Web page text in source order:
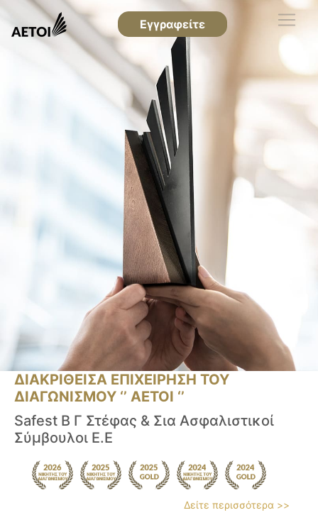
Εγγραφείτε
ΔΙΑΚΡΙΘΕΙΣΑ ΕΠΙΧΕΙΡΗΣΗ ΤΟΥ
ΔΙΑΓΩΝΙΣΜΟΥ ‘’ ΑΕΤΟΙ ‘’
Safest Β Γ Στέφας & Σια Ασφαλιστικοί
Σύμβουλοι Ε.Ε
Δείτε περισσότερα >>